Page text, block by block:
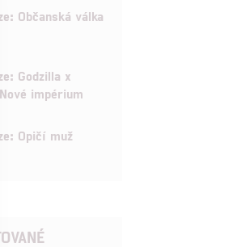
Občanská válka
Godzilla x
Nové impérium
Opičí muž